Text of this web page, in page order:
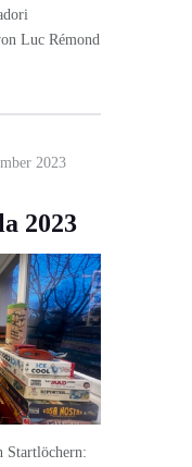
Luc Rémond
2023
2023
Startlöchern: